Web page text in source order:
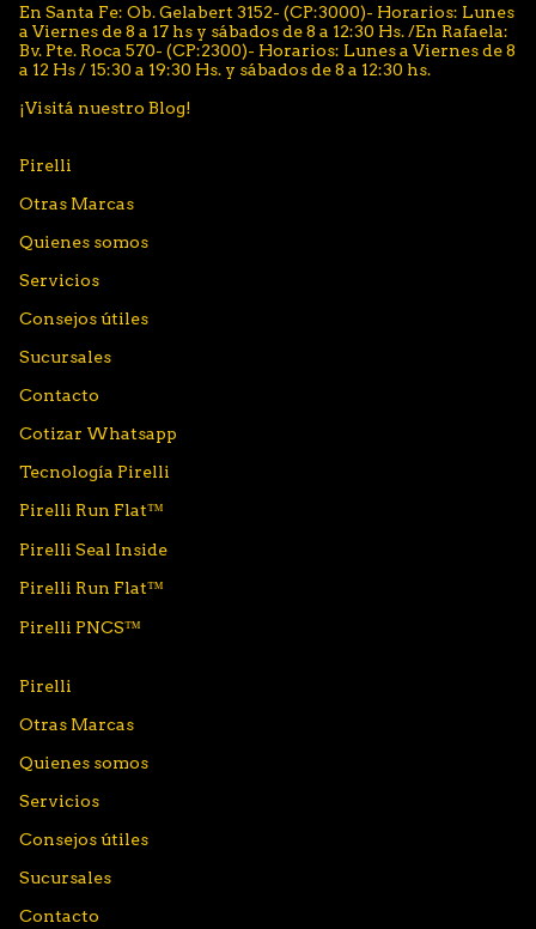
En Santa Fe: Ob. Gelabert 3152- (CP:3000)- Horarios: Lunes
a Viernes de 8 a 17 hs y sábados de 8 a 12:30 Hs. /En Rafaela:
Bv. Pte. Roca 570- (CP:2300)- Horarios: Lunes a Viernes de 8
a 12 Hs / 15:30 a 19:30 Hs. y sábados de 8 a 12:30 hs.
¡Visitá nuestro Blog!
Pirelli
Otras Marcas
Quienes somos
Servicios
Consejos útiles
Sucursales
Contacto
Cotizar Whatsapp
Tecnología Pirelli
Pirelli Run Flat™
Pirelli Seal Inside
Pirelli Run Flat™
Pirelli PNCS™
Pirelli
Otras Marcas
Quienes somos
Servicios
Consejos útiles
Sucursales
Contacto